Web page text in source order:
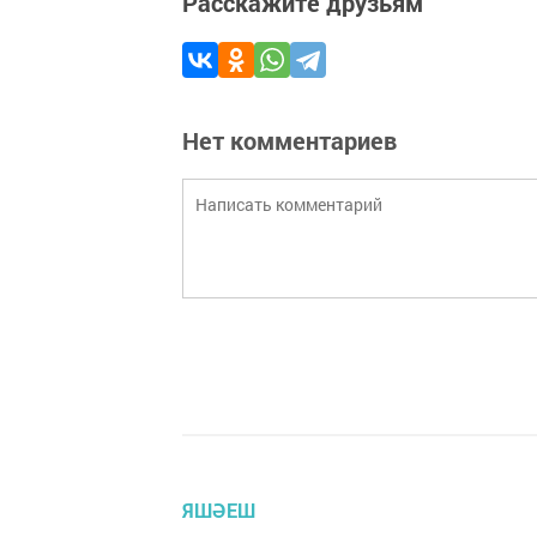
Нет комментариев
ЯШӘЕШ